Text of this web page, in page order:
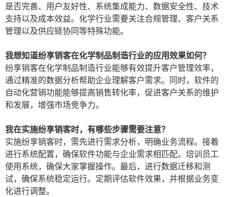
是否完善、用户友好性、系统集成能力、数据安全性、技术
支持以及成本效益。化学行业需要关注合规管理、客户关系
管理以及供应链协同等特殊功能。
我想知道纷享销客在化学制品制造行业的应用效果如何？
纷享销客在化学制品制造行业能够有效提升客户管理效率，
通过精准的数据分析帮助企业理解客户需求。同时，软件的
自动化营销功能能够提高销售转化率，促进客户关系的维护
和发展，增强市场竞争力。
我在实施纷享销客时，有哪些步骤需要注意？
实施纷享销客时，需先进行需求分析，明确业务流程。接着
进行系统配置，确保软件功能与企业需求相匹配。培训员工
使用系统，确保大家掌握操作。最后，进行数据迁移和测
试，确保系统稳定运行。定期评估软件效果，并根据业务变
化进行调整。